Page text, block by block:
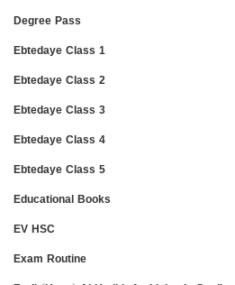
Degree Pass
Ebtedaye Class 1
Ebtedaye Class 2
Ebtedaye Class 3
Ebtedaye Class 4
Ebtedaye Class 5
Educational Books
EV HSC
Exam Routine